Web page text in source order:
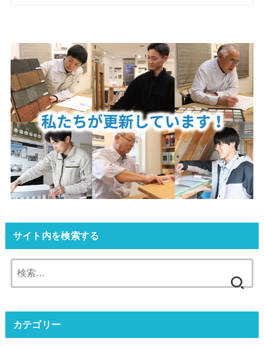
サイト内を検索する
カテゴリー